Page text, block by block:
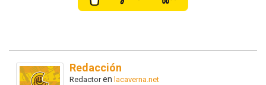
Redacción
Redactoren lacaverna.net